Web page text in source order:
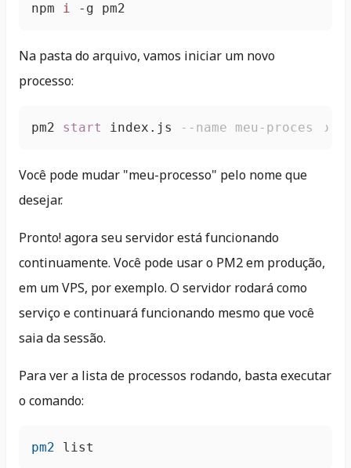
npm i -g pm2
Na pasta do arquivo, vamos iniciar um novo
processo:
pm2 start index.js --name meu-processo
Você pode mudar "meu-processo" pelo nome que
desejar.
Pronto! agora seu servidor está funcionando
continuamente. Você pode usar o PM2 em produção,
em um VPS, por exemplo. O servidor rodará como
serviço e continuará funcionando mesmo que você
saia da sessão.
Para ver a lista de processos rodando, basta executar
o comando:
pm2 list